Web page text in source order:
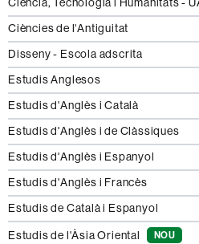
Ciències de l'Antiguitat
Disseny - Escola adscrita
Estudis Anglesos
Estudis d'Anglès i Català
Estudis d'Anglès i de Clàssiques
Estudis d'Anglès i Espanyol
Estudis d'Anglès i Francès
Estudis de Català i Espanyol
Estudis de l'Àsia Oriental
NOU